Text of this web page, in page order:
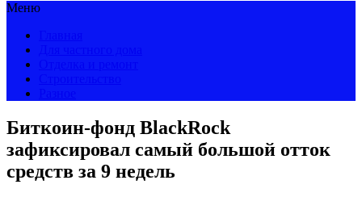
Меню
Биткоин-фонд BlackRock
зафиксировал самый большой отток
средств за 9 недель